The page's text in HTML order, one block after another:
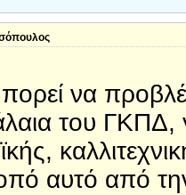
να
του
αυτό από